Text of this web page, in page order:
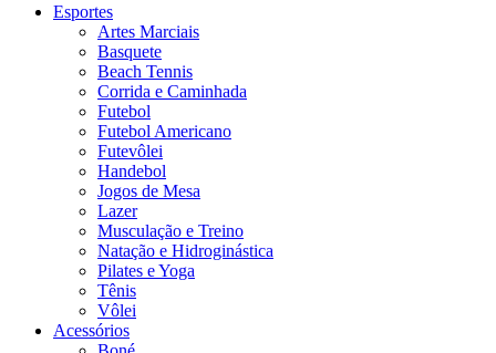
Esportes
Artes Marciais
Basquete
Beach Tennis
Corrida e Caminhada
Futebol
Futebol Americano
Futevôlei
Handebol
Jogos de Mesa
Lazer
Musculação e Treino
Natação e Hidroginástica
Pilates e Yoga
Tênis
Vôlei
Acessórios